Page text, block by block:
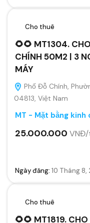
Cho thuê
🌻🌻 MT1304.
CHÍNH 50M2 | 3
MÁY
Phố Đỗ Chính,
04813, Việt Nam
MT - Mặt bằng kinh
25.000.000
Ngày đăng: 10 Tháng 8,
Cho thuê
🌻🌻 MT1819.